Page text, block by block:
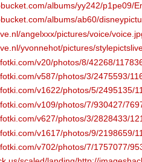
albums/yy242/p1pe09/
albums/ab60/
angelxxx/pictures/voice/
yvonnehot/pictures/
v20/photos/8/42268/
v587/photos/3/2475593/
v1622/photos/5/2495135/
v109/photos/7/930427/
v627/photos/3/2828433/
v1617/photos/9/2198659/
v702/photos/7/1757077/